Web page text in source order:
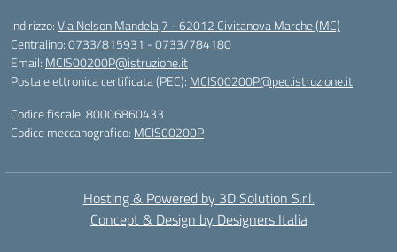
Indirizzo:Via Nelson Mandela,7 - 62012 Civitanova Marche (MC)
Centralino:0733/815931 - 0733/784180
Email: MCIS00200P@istruzione.it
Posta elettronica certificata (PEC): MCIS00200P@pec.istruzione.it
Codice fiscale: 80006860433
Codice meccanografico: MCIS00200P
Hosting & Powered by 3D Solution S.r.l.
Concept & Design by Designers Italia